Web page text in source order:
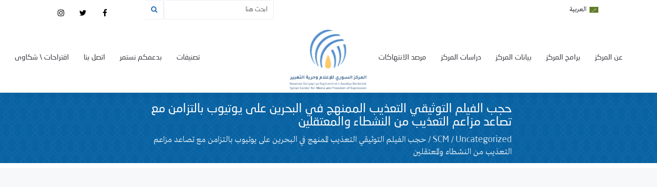
العربية
اقتراحات \ شكاوى اتصل بنا بدعمكم نستمر تصنيفات مرصد الانتهاكات دراسات المركز بيانات المركز برامج المركز عن المركز
حجب الفيلم التوثيقي التعذيب الممنهج في البحرين على يوتيوب بالتزامن مع
تصاعد مزاعم التعذيب من النشطاء والمعتقلين
SCM / Uncategorized
/ حجب الفيلم التوثيقي التعذيب الممنهج في البحرين على يوتيوب بالتزامن مع تصاعد مزاعم
التعذيب من النشطاء والمعتقلين